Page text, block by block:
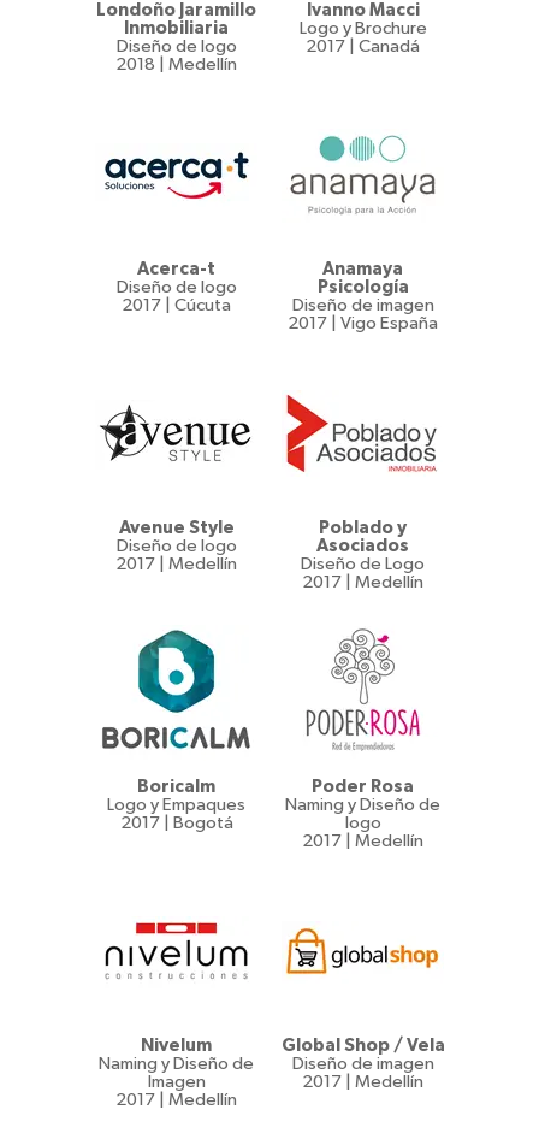
Londoño Jaramillo
Inmobiliaria
Diseño de logo
2018 | Medellín
Ivanno Macci
Logo y Brochure
2017 | Canadá
Acerca-t
Diseño de logo
2017 | Cúcuta
Anamaya
Psicología
Diseño de imagen
2017 | Vigo España
Avenue Style
Diseño de logo
2017 | Medellín
Poblado y
Asociados
Diseño de Logo
2017 | Medellín
Boricalm
Logo y Empaques
2017 | Bogotá
Poder Rosa
Naming y Diseño de
logo
2017 | Medellín
Nivelum
Naming y Diseño de
Imagen
2017 | Medellín
Global Shop / Vela
Diseño de imagen
2017 | Medellín